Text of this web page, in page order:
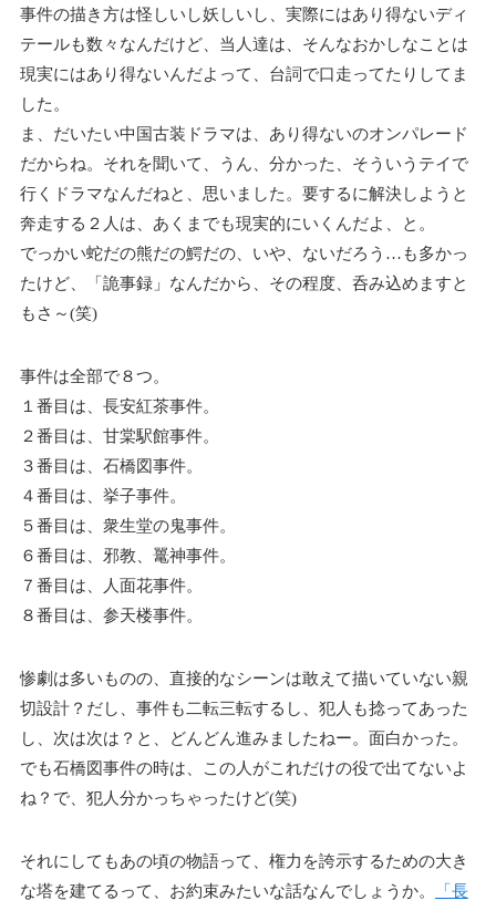
事件の描き方は怪しいし妖しいし、実際にはあり得ないディ
テールも数々なんだけど、当人達は、そんなおかしなことは
現実にはあり得ないんだよって、台詞で口走ってたりしてま
した。
ま、だいたい中国古装ドラマは、あり得ないのオンパレード
だからね。それを聞いて、うん、分かった、そういうテイで
行くドラマなんだねと、思いました。要するに解決しようと
奔走する２人は、あくまでも現実的にいくんだよ、と。
でっかい蛇だの熊だの鰐だの、いや、ないだろう…も多かっ
たけど、「詭事録」なんだから、その程度、呑み込めますと
もさ～(笑)
事件は全部で８つ。
１番目は、長安紅茶事件。
２番目は、甘棠駅館事件。
３番目は、石橋図事件。
４番目は、挙子事件。
５番目は、衆生堂の鬼事件。
６番目は、邪教、鼍神事件。
７番目は、人面花事件。
８番目は、参天楼事件。
惨劇は多いものの、直接的なシーンは敢えて描いていない親
切設計？だし、事件も二転三転するし、犯人も捻ってあった
し、次は次は？と、どんどん進みましたねー。面白かった。
でも石橋図事件の時は、この人がこれだけの役で出てないよ
ね？で、犯人分かっちゃったけど(笑)
それにしてもあの頃の物語って、権力を誇示するための大き
な塔を建てるって、お約束みたいな話なんでしょうか。
「長